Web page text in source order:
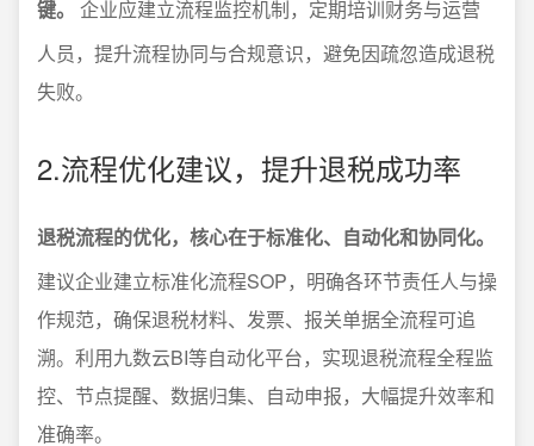
键。
企业应建立流程监控机制，定期培训财务与运营
人员，提升流程协同与合规意识，避免因疏忽造成退税
失败。
2.流程优化建议，提升退税成功率
退税流程的优化，核心在于标准化、自动化和协同化。
建议企业建立标准化流程SOP，明确各环节责任人与操
作规范，确保退税材料、发票、报关单据全流程可追
溯。利用九数云BI等自动化平台，实现退税流程全程监
控、节点提醒、数据归集、自动申报，大幅提升效率和
准确率。